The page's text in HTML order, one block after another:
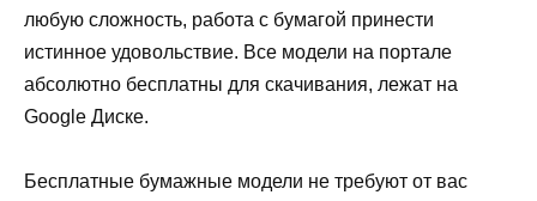
любую сложность, работа с бумагой принести
истинное удовольствие. Все модели на портале
абсолютно бесплатны для скачивания, лежат на
Google Диске.
Бесплатные бумажные модели не требуют от вас